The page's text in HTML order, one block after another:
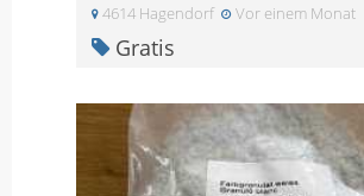
4614 Hagendorf Vor einem Monat
Gratis